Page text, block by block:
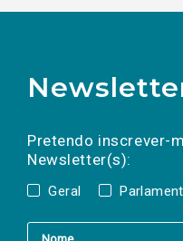
Pretendo inscrever-
Newsletter(s):
Geral
a(s) newsletter(s).
mail